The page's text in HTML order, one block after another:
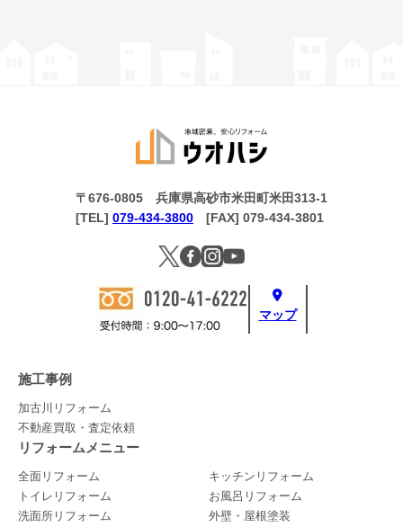
マップ
〒676-0805 兵庫県高砂市米田町米田313-1
[TEL] 079-434-3800 [FAX] 079-434-3801
施工事例
加古川リフォーム
不動産買取・査定依頼
リフォームメニュー
全面リフォーム
キッチンリフォーム
トイレリフォーム
お風呂リフォーム
洗面所リフォーム
外壁・屋根塗装